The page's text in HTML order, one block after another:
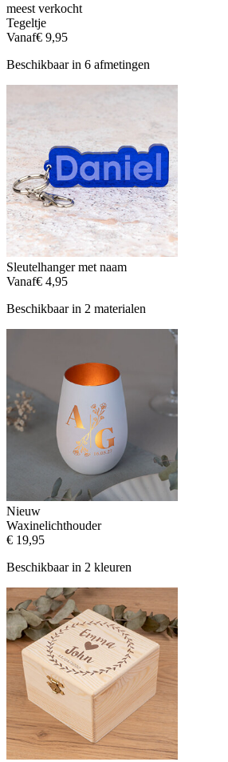
meest verkocht
Tegeltje
Vanaf€ 9,95
Beschikbaar in 6 afmetingen
Sleutelhanger met naam
Vanaf€ 4,95
Beschikbaar in 2 materialen
Nieuw
Waxinelichthouder
€ 19,95
Beschikbaar in 2 kleuren